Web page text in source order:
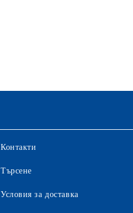
Контакти
Търсене
Условия за доставка